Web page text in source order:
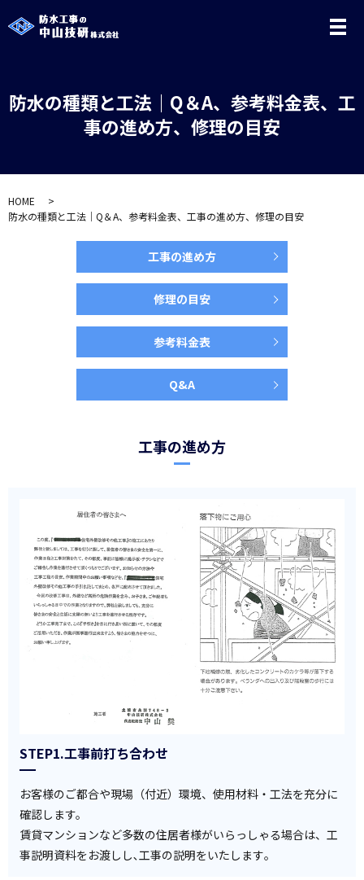
メ
防水の種類と工法｜Q＆A、参考料金表、工
事の進め方、修理の目安
HOME
防水の種類と工法｜Q＆A、参考料金表、工事の進め方、修理の目安
工事の進め方
修理の目安
参考料金表
Q&A
工事の進め方
STEP1.工事前打ち合わせ
お客様のご都合や現場（付近）環境、使用材料・工法を充分に
確認します。
賃貸マンションなど多数の住居者様がいらっしゃる場合は、工
事説明資料をお渡しし､工事の説明をいたします｡